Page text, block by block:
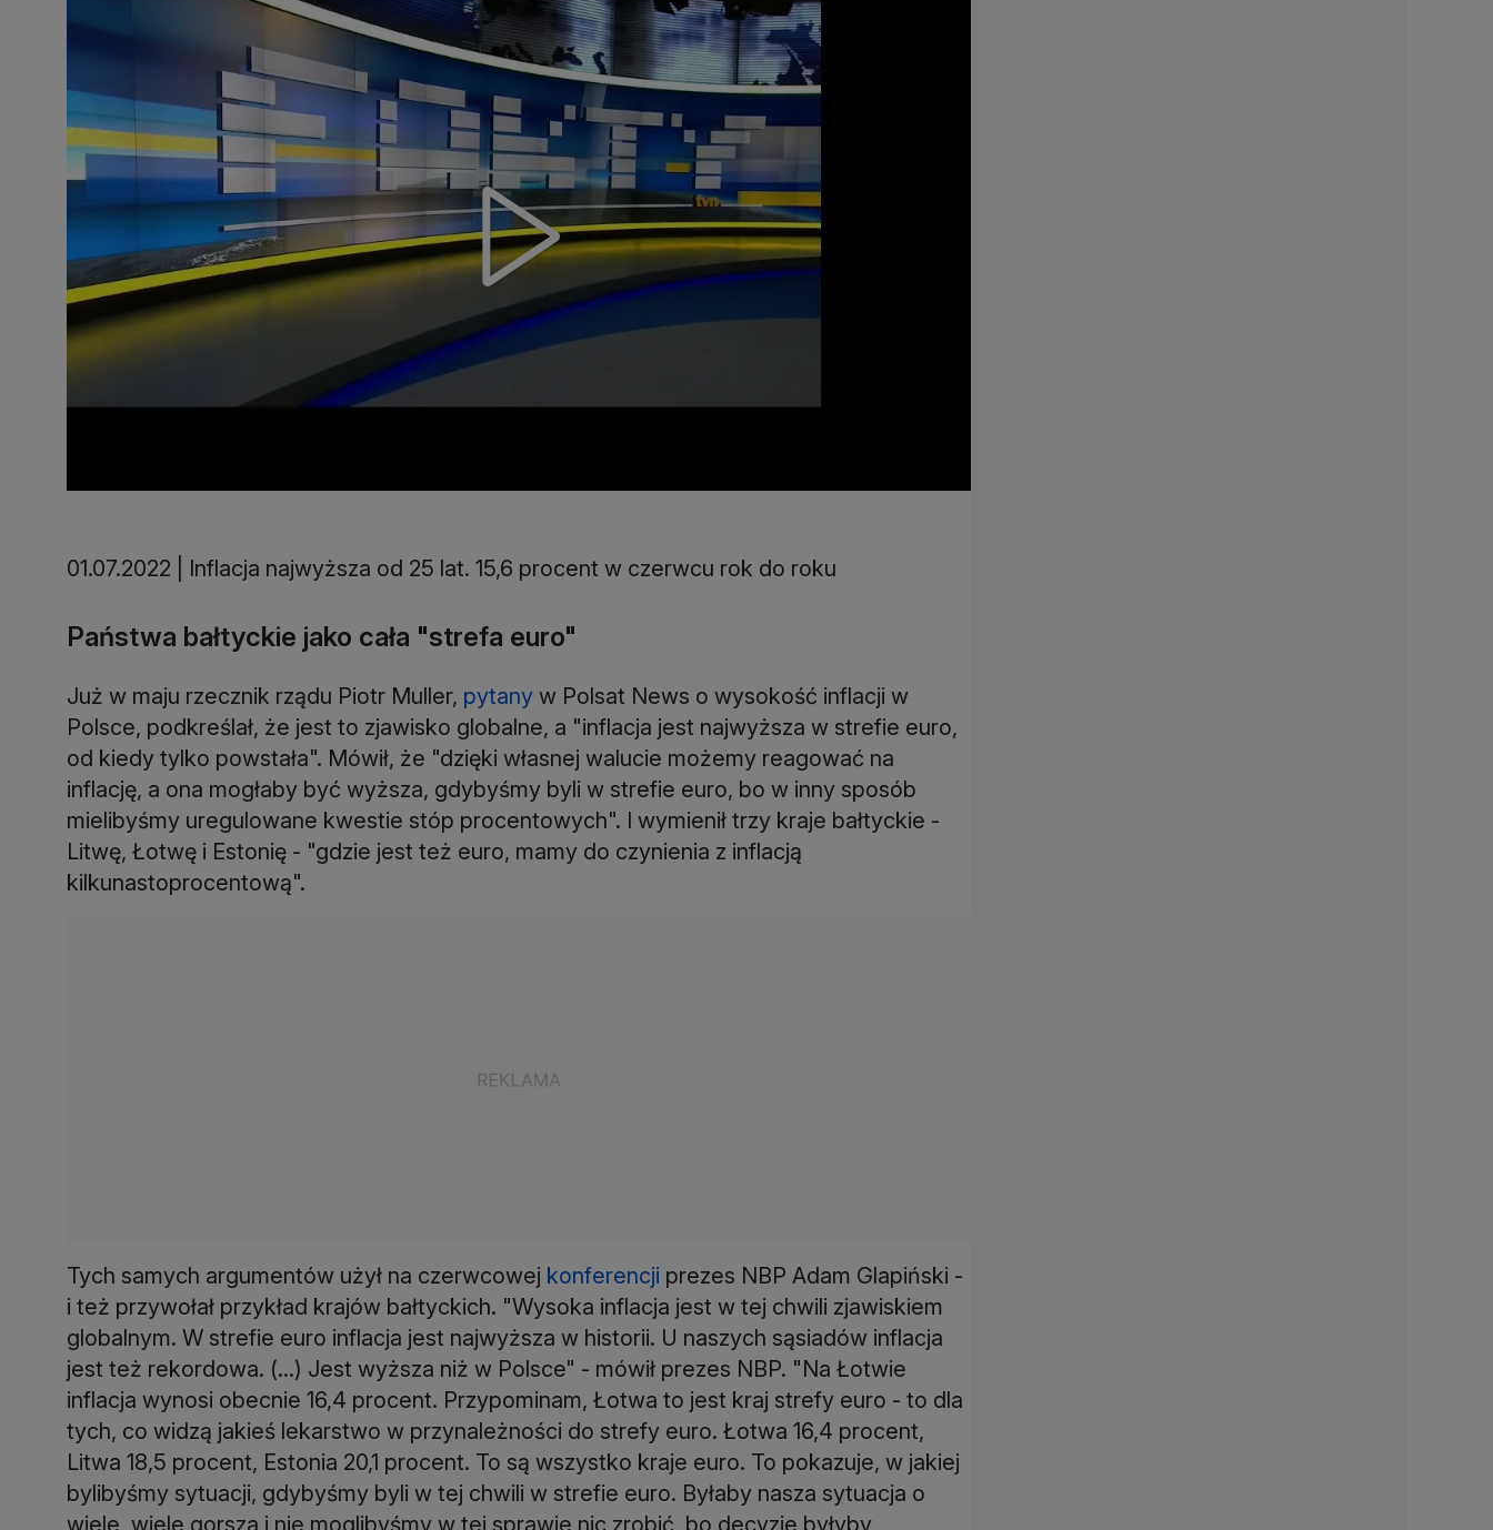
01.07.2022 | Inflacja najwyższa od 25 lat. 15,6 procent w czerwcu rok do roku
Państwa bałtyckie jako cała "strefa euro"
Już w maju rzecznik rządu Piotr Muller, pytany w Polsat News o wysokość inflacji w
Polsce, podkreślał, że jest to zjawisko globalne, a "inflacja jest najwyższa w strefie euro,
od kiedy tylko powstała". Mówił, że "dzięki własnej walucie możemy reagować na
inflację, a ona mogłaby być wyższa, gdybyśmy byli w strefie euro, bo w inny sposób
mielibyśmy uregulowane kwestie stóp procentowych". I wymienił trzy kraje bałtyckie -
Litwę, Łotwę i Estonię - "gdzie jest też euro, mamy do czynienia z inflacją
kilkunastoprocentową".
Tych samych argumentów użył na czerwcowej konferencji prezes NBP Adam Glapiński -
i też przywołał przykład krajów bałtyckich. "Wysoka inflacja jest w tej chwili zjawiskiem
globalnym. W strefie euro inflacja jest najwyższa w historii. U naszych sąsiadów inflacja
jest też rekordowa. (...) Jest wyższa niż w Polsce" - mówił prezes NBP. "Na Łotwie
inflacja wynosi obecnie 16,4 procent. Przypominam, Łotwa to jest kraj strefy euro - to dla
tych, co widzą jakieś lekarstwo w przynależności do strefy euro. Łotwa 16,4 procent,
Litwa 18,5 procent, Estonia 20,1 procent. To są wszystko kraje euro. To pokazuje, w jakiej
bylibyśmy sytuacji, gdybyśmy byli w tej chwili w strefie euro. Byłaby nasza sytuacja o
wiele, wiele gorsza i nie moglibyśmy w tej sprawie nic zrobić, bo decyzje byłyby